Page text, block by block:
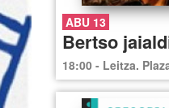
ABU 13
Bertso
18:00 - Leitza.